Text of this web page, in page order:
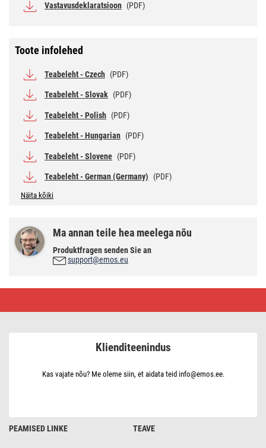
Vastavusdeklaratsioon (PDF)
Toote infolehed
Teabeleht - Czech (PDF)
Teabeleht - Slovak (PDF)
Teabeleht - Polish (PDF)
Teabeleht - Hungarian (PDF)
Teabeleht - Slovene (PDF)
Teabeleht - German (Germany) (PDF)
Näita kõiki
Ma annan teile hea meelega nõu
Produktfragen senden Sie an
support@emos.eu
Neutraalne
valge
PEAMISED LINKE TEAVE
Klienditeenindus
Kas vajate nõu? Me oleme siin, et aidata teid info@emos.ee.